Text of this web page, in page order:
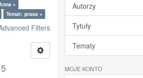
×
Temat: prasa ×
Filters
Autorzy
Tytuły
Tematy
MOJE KONTO